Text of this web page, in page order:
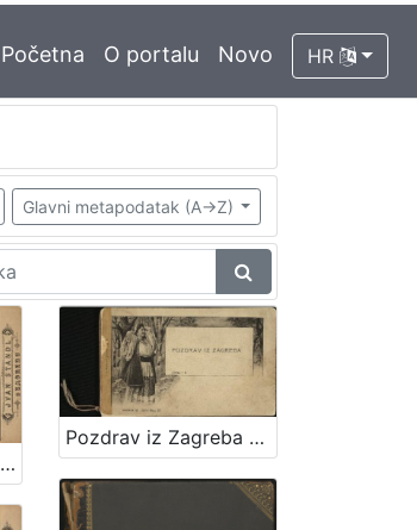
Početna O portalu Novo HR
Glavni metapodatak (A->Z)
Glavni kolodvor / Ivan Standl
Pozdrav iz Zagreba / R. Mosinger, Zagreb